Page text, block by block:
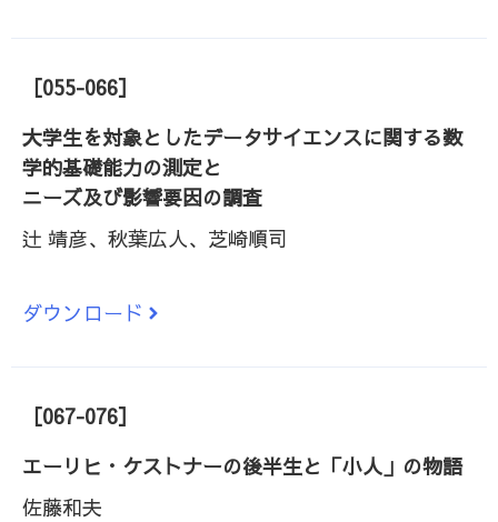
［055-066］
大学生を対象としたデータサイエンスに関する数
学的基礎能力の測定と
ニーズ及び影響要因の調査
辻 靖彦、秋葉広人、芝崎順司
ダウンロード
［067-076］
エーリヒ・ケストナーの後半生と「小人」の物語
佐藤和夫